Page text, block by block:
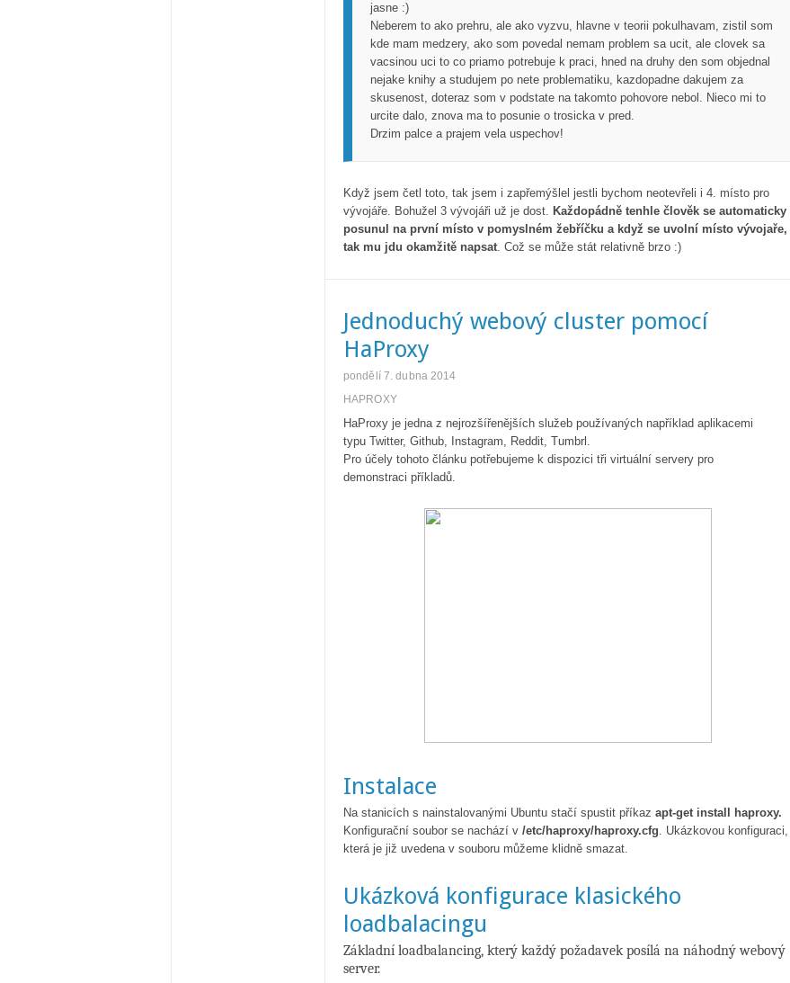
jasne :)
Neberem to ako prehru, ale ako vyzvu, hlavne v teorii pokulhavam, zistil som
kde mam medzery, ako som povedal nemam problem sa ucit, ale clovek sa
vacsinou uci to co priamo potrebuje k praci, hned na druhy den som objednal
nejake knihy a studujem po nete problematiku, kazdopadne dakujem za
skusenost, doteraz som v podstate na takomto pohovore nebol. Nieco mi to
urcite dalo, znova ma to posunie o trosicka v pred.
Drzim palce a prajem vela uspechov!
Když jsem četl toto, tak jsem i zapřemýšlel jestli bychom neotevřeli i 4. místo pro
vývojáře. Bohužel 3 vývojáři už je dost. Každopádně tenhle člověk se automaticky
posunul na první místo v pomyslném žebříčku a když se uvolní místo vývojaře,
tak mu jdu okamžitě napsat. Což se může stát relativně brzo :)
Jednoduchý webový cluster pomocí
HaProxy
pondělí 7. dubna 2014
HAPROXY
HaProxy je jedna z nejrozšířenějších služeb používaných například aplikacemi
typu Twitter, Github, Instagram, Reddit, Tumbrl.
Pro účely tohoto článku potřebujeme k dispozici tři virtuální servery pro
demonstraci příkladů.
Instalace
Na stanicích s nainstalovanými Ubuntu stačí spustit příkaz apt-get install haproxy.
Konfigurační soubor se nachází v /etc/haproxy/haproxy.cfg . Ukázkovou konfiguraci,
která je již uvedena v souboru můžeme klidně smazat.
Ukázková konfigurace klasického
loadbalacingu
Základní loadbalancing, který každý požadavek posílá na náhodný webový
server.